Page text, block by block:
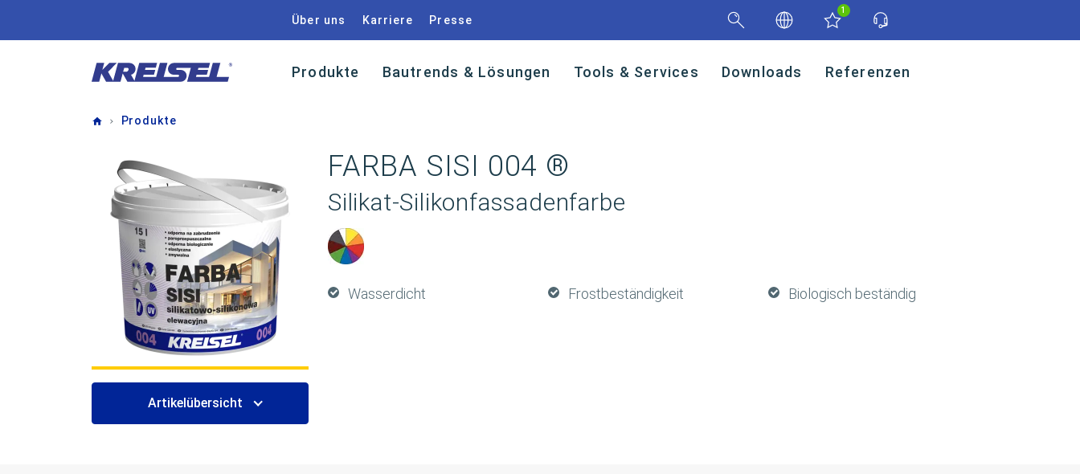
Über uns Karriere Presse
1
Produkte Bautrends & Lösungen Tools & Services Downloads Referenzen
HomeProdukte
FARBA SISI 004 ®
Silikat-Silikonfassadenfarbe
Wasserdicht Frostbeständigkeit Biologisch beständig
Artikelübersicht